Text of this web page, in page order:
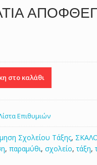
στο καλάθι
Επιθυμιών
Σχολείου Τάξης,
, παραμύθι, σχολείο,τάξη,